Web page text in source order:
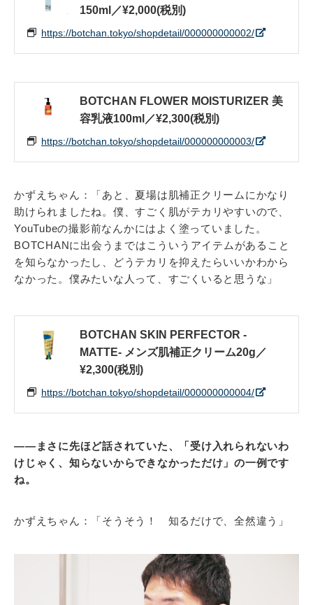
150ml／¥2,000(税別)
https://botchan.tokyo/shopdetail/000000000002/
BOTCHAN FLOWER MOISTURIZER 美
容乳液100ml／¥2,300(税別)
https://botchan.tokyo/shopdetail/000000000003/
かずえちゃん：「あと、夏場は肌補正クリームにかなり
助けられましたね。僕、すごく肌がテカリやすいので、
YouTubeの撮影前なんかにはよく塗っていました。
BOTCHANに出会うまではこういうアイテムがあること
を知らなかったし、どうテカリを抑えたらいいかわから
なかった。僕みたいな人って、すごくいると思うな」
BOTCHAN SKIN PERFECTOR -
MATTE- メンズ肌補正クリーム20g／
¥2,300(税別)
https://botchan.tokyo/shopdetail/000000000004/
――まさに先ほど話されていた、「受け入れられないわ
けじゃく、知らないからできなかっただけ」の一例です
ね。
かずえちゃん：「そうそう！ 知るだけで、全然違う」